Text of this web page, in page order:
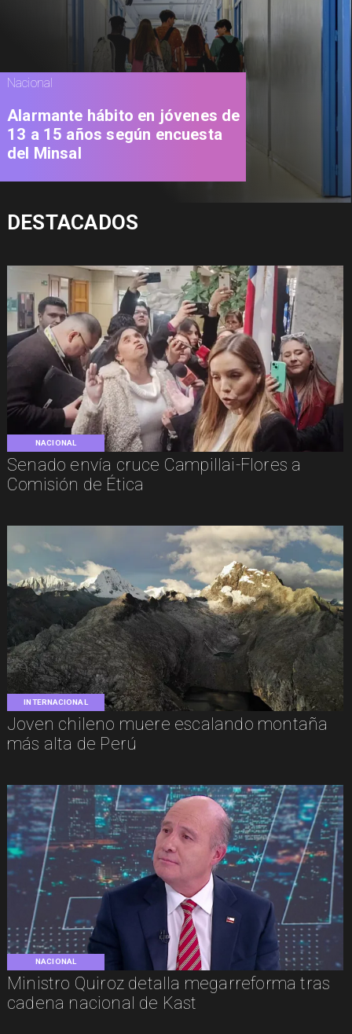
NACIONAL
Senado envía cruce Campillai-Flores a
Comisión de Ética
INTERNACIONAL
Joven chileno muere escalando montaña
más alta de Perú
NACIONAL
Ministro Quiroz detalla megarreforma tras
cadena nacional de Kast
Nacional
Alarmante hábito en jóvenes de
13 a 15 años según encuesta
del Minsal
DESTACADOS